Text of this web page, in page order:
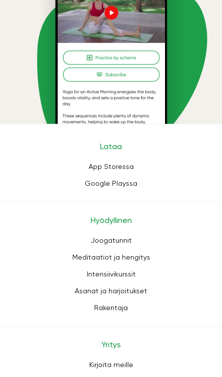
Lataa
App Storessa
Google Playssa
Hyödyllinen
Joogatunnit
Meditaatiot ja hengitys
Intensiivikurssit
Asanat ja harjoitukset
Rakentaja
Yritys
Kirjoita meille